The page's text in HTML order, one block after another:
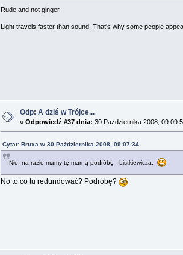
Rude and not ginger
Light travels faster than sound. That's why some people
Odp: A dziś w Trójce...
«Odpowiedź #37 dnia: 30 Października 2008,
Cytat: Bruxa w 30 Października 2008, 09:07:34
Nie, na razie mamy tę marną podróbę - Listkiewicza.
No to co tu redundować? Podróbę?